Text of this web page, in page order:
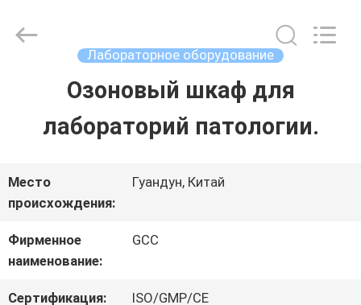
ДОМОЙ
ВИДЕОЗАПИСИ
О
Cleanroom
Construction
Лабораторное оборудование
Озоновый шкаф для
лабораторий патологии.
Место
происхождения:
Гуандун, Китай
Фирменное
наименование:
GCC
Сертификация: ISO/GMP/CE